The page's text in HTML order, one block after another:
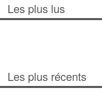
Les plus lus
Les plus récents